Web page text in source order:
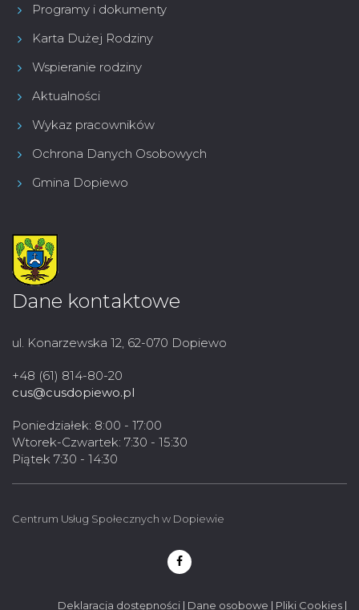
Programy i dokumenty
Karta Dużej Rodziny
Wspieranie rodziny
Aktualności
Wykaz pracowników
Ochrona Danych Osobowych
Gmina Dopiewo
Dane kontaktowe
ul. Konarzewska 12, 62-070 Dopiewo
+48 (61) 814-80-20
cus@cusdopiewo.pl
Poniedziałek: 8:00 - 17:00
Wtorek-Czwartek: 7:30 - 15:30
Piątek 7:30 - 14:30
Centrum Usług Społecznych w Dopiewie
Deklaracja dostępności | Dane osobowe | Pliki Cookies |